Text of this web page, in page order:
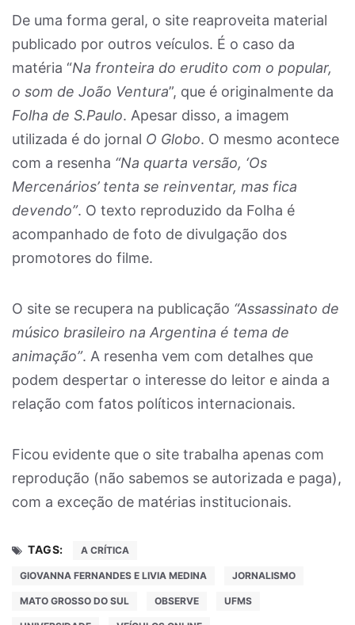
De uma forma geral, o site reaproveita material
publicado por outros veículos. É o caso da
matéria “Na fronteira do erudito com o popular,
o som de João Ventura”, que é originalmente da
Folha de S.Paulo. Apesar disso, a imagem
utilizada é do jornal O Globo. O mesmo acontece
com a resenha “Na quarta versão, ‘Os
Mercenários’ tenta se reinventar, mas fica
devendo”. O texto reproduzido da Folha é
acompanhado de foto de divulgação dos
promotores do filme.
O site se recupera na publicação “Assassinato de
músico brasileiro na Argentina é tema de
animação”. A resenha vem com detalhes que
podem despertar o interesse do leitor e ainda a
relação com fatos políticos internacionais.
Ficou evidente que o site trabalha apenas com
reprodução (não sabemos se autorizada e paga),
com a exceção de matérias institucionais.
TAGS: A CRÍTICA
GIOVANNA FERNANDES E LIVIA MEDINA JORNALISMO
MATO GROSSO DO SUL OBSERVE UFMS